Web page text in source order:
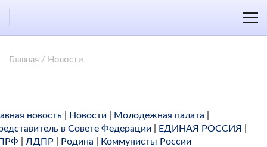
Главная / Новости
новость Новости Молодежная палата
в Совете Федерации
ЕДИНАЯ РОССИЯ
ЛДПР Родина Коммунисты России